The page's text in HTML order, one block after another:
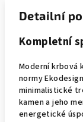
Detailní
Kompletní
Moderní krbová
normy
minimalistické
kamen a jeho
energetické